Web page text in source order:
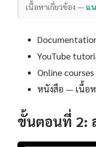
เนื้อหาเกี่ยวข้อง — แ
YouTube
Online
หนังสือ — เนื้อ
ขั้นตอนที่ 2: